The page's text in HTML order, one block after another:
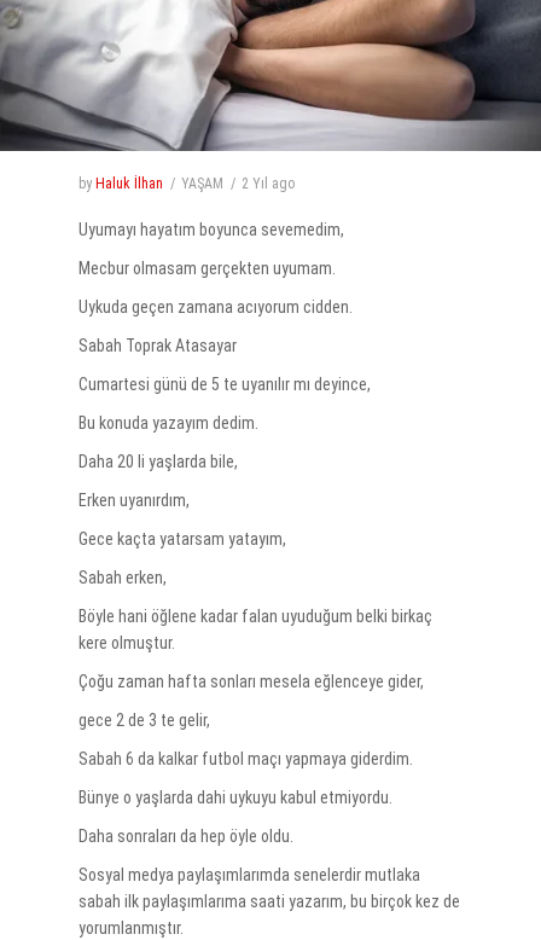
by Haluk İlhan YAŞAM 2 Yıl ago
Uyumayı hayatım boyunca sevemedim,
Mecbur olmasam gerçekten uyumam.
Uykuda geçen zamana acıyorum cidden.
Sabah Toprak Atasayar
Cumartesi günü de 5 te uyanılır mı deyince,
Bu konuda yazayım dedim.
Daha 20 li yaşlarda bile,
Erken uyanırdım,
Gece kaçta yatarsam yatayım,
Sabah erken,
Böyle hani öğlene kadar falan uyuduğum belki birkaç
kere olmuştur.
Çoğu zaman hafta sonları mesela eğlenceye gider,
gece 2 de 3 te gelir,
Sabah 6 da kalkar futbol maçı yapmaya giderdim.
Bünye o yaşlarda dahi uykuyu kabul etmiyordu.
Daha sonraları da hep öyle oldu.
Sosyal medya paylaşımlarımda senelerdir mutlaka
sabah ilk paylaşımlarıma saati yazarım, bu birçok kez de
yorumlanmıştır.